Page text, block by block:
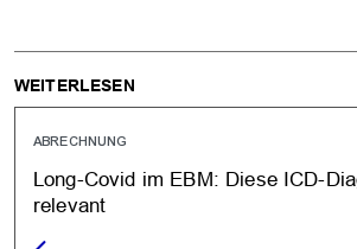
WEITERLESEN
ABRECHNUNG
Long-Covid im EBM: Diese ICD-
relevant